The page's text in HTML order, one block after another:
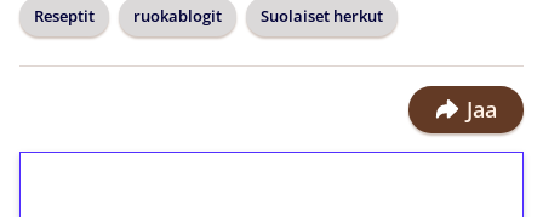
Reseptit ruokablogit Suolaiset herkut
Jaa